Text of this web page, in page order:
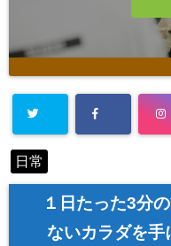
defined array
key "Twitter"
/home/asa
日常
１日たった3分
ないカラダを手